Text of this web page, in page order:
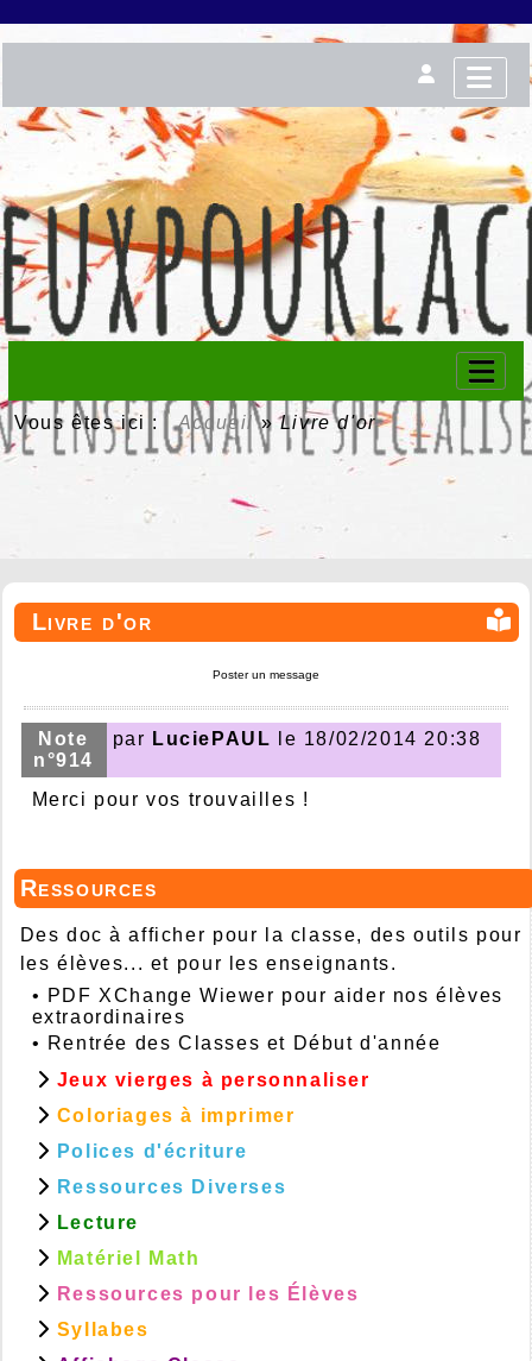
Vous êtes ici :Accueil»Livre d'or
Livre d'or
Poster un message
Note
n°914
par LuciePAUL le 18/02/2014 20:38
Merci pour vos trouvailles !
Ressources
Des doc à afficher pour la classe, des outils pour
les élèves... et pour les enseignants.
• PDF XChange Wiewer pour aider nos élèves
extraordinaires
• Rentrée des Classes et Début d'année
Jeux vierges à personnaliser
Coloriages à imprimer
Polices d'écriture
Ressources Diverses
Lecture
Matériel Math
Ressources pour les Élèves
Syllabes